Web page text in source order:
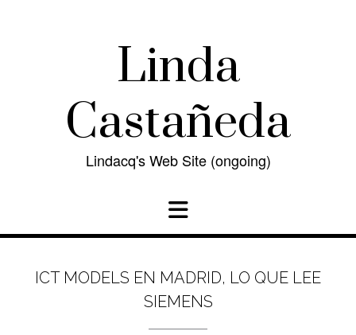
Linda
Castañeda
Lindacq's Web Site (ongoing)
ICT MODELS EN MADRID, LO QUE LEE
SIEMENS